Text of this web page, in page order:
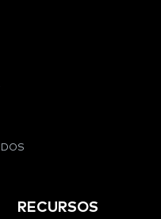
RECURSOS